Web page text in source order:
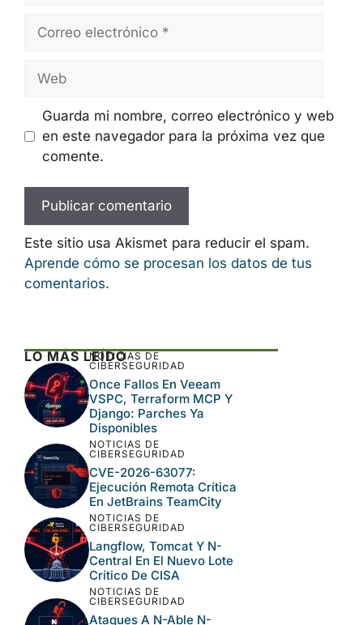
Nombre
Correo
electrónico
Web
Guarda mi nombre, correo electrónico y
Este sitio usa Akismet para reducir el spam.
Aprende cómo se procesan los datos de tus
comentarios.
LO MÁS LEÍDO
NOTICIAS DE
CIBERSEGURIDAD
Once Fallos En Veeam
VSPC, Terraform MCP Y
Django: Parches Ya
Disponibles
NOTICIAS DE
CIBERSEGURIDAD